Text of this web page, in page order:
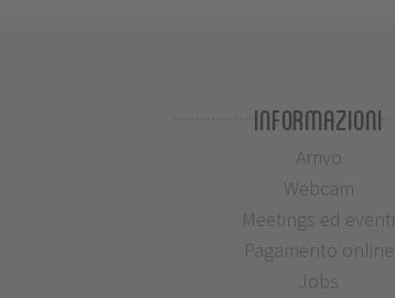
Informazioni
Arrivo
Webcam
Meetings ed eventi
Pagamento online
Jobs